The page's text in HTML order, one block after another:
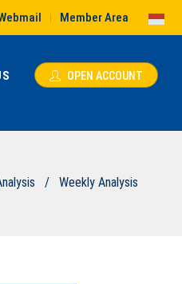
| Member Area
OPEN ACCOUNT
/ Weekly Analysis